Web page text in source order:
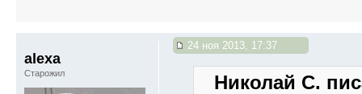
24 ноя 2013, 17:37
Николай С.
alexa
Старожил